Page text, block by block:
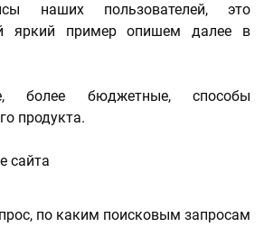
наших пользователей, это
яркий пример опишем далее в
более бюджетные, способы
продукта.
сайта
по каким поисковым запросам